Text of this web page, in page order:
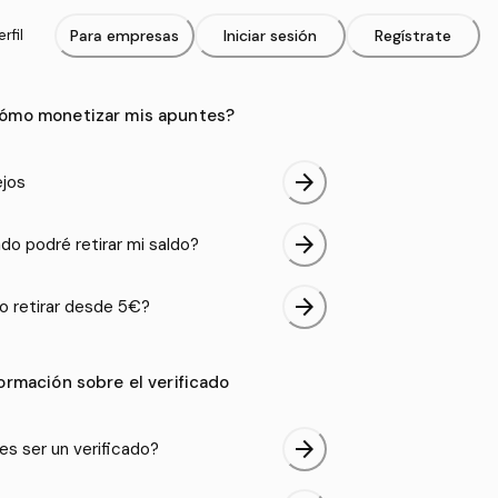
monetizar mis apuntes?
arrow_forward
podré retirar mi saldo? arrow_forward
retirar desde 5€? arrow_forward
sobre el verificado
ser un verificado? arrow_forward
Para empresas Iniciar sesión Regístrate